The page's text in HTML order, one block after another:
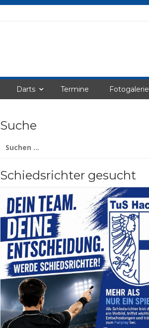
Darts Termine Fotogalerie
Suche
nach:
Schiedsrichter gesucht